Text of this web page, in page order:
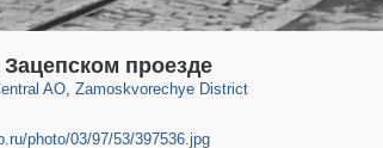
проезде
AO
5,916
, Zamoskvorechye District
6,190 211
photo/03/97/53/397536.jpg